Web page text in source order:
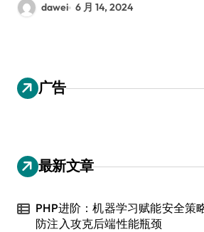
dawei 6 月 14, 2024
广告
最新文章
PHP进阶：机器学习赋能安全策
防注入攻克后端性能瓶颈